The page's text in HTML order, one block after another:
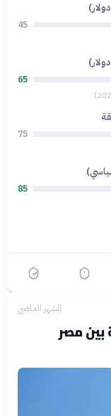
45
65
75
85
الشهر الماضي
بين مصر